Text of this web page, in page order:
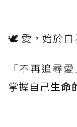
🕊️ 愛，始於自
「不再追尋
掌握自己生命